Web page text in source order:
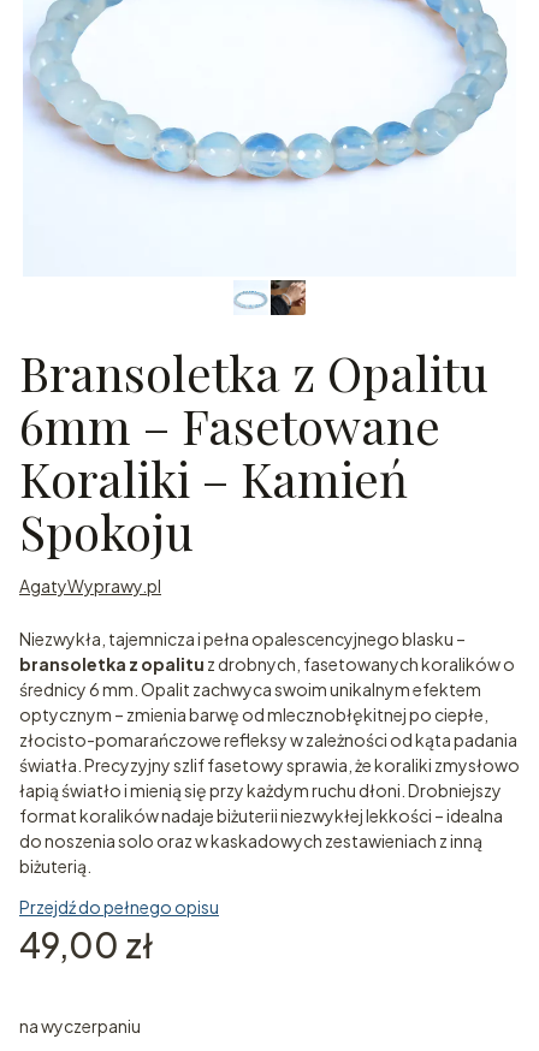
Bransoletka z Opalitu
6mm – Fasetowane
Koraliki – Kamień
Spokoju
AgatyWyprawy.pl
Niezwykła, tajemnicza i pełna opalescencyjnego blasku –
bransoletka z opalitu z drobnych, fasetowanych koralików o
średnicy 6 mm. Opalit zachwyca swoim unikalnym efektem
optycznym – zmienia barwę od mlecznobłękitnej po ciepłe,
złocisto-pomarańczowe refleksy w zależności od kąta padania
światła. Precyzyjny szlif fasetowy sprawia, że koraliki zmysłowo
łapią światło i mienią się przy każdym ruchu dłoni. Drobniejszy
format koralików nadaje biżuterii niezwykłej lekkości – idealna
do noszenia solo oraz w kaskadowych zestawieniach z inną
biżuterią.
Przejdź do pełnego opisu
Cena
49,00 zł
na wyczerpaniu